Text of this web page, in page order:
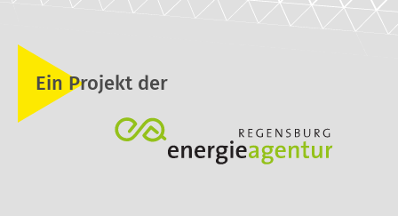
Ein Projekt der